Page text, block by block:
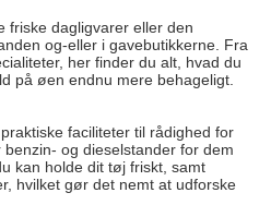
friske dagligvarer eller den
og-eller i gavebutikkerne. Fra
her finder du alt, hvad du
på øen endnu mere behageligt.
faciliteter til rådighed for
og dieselstander for dem
kan holde dit tøj friskt, samt
hvilket gør det nemt at udforske